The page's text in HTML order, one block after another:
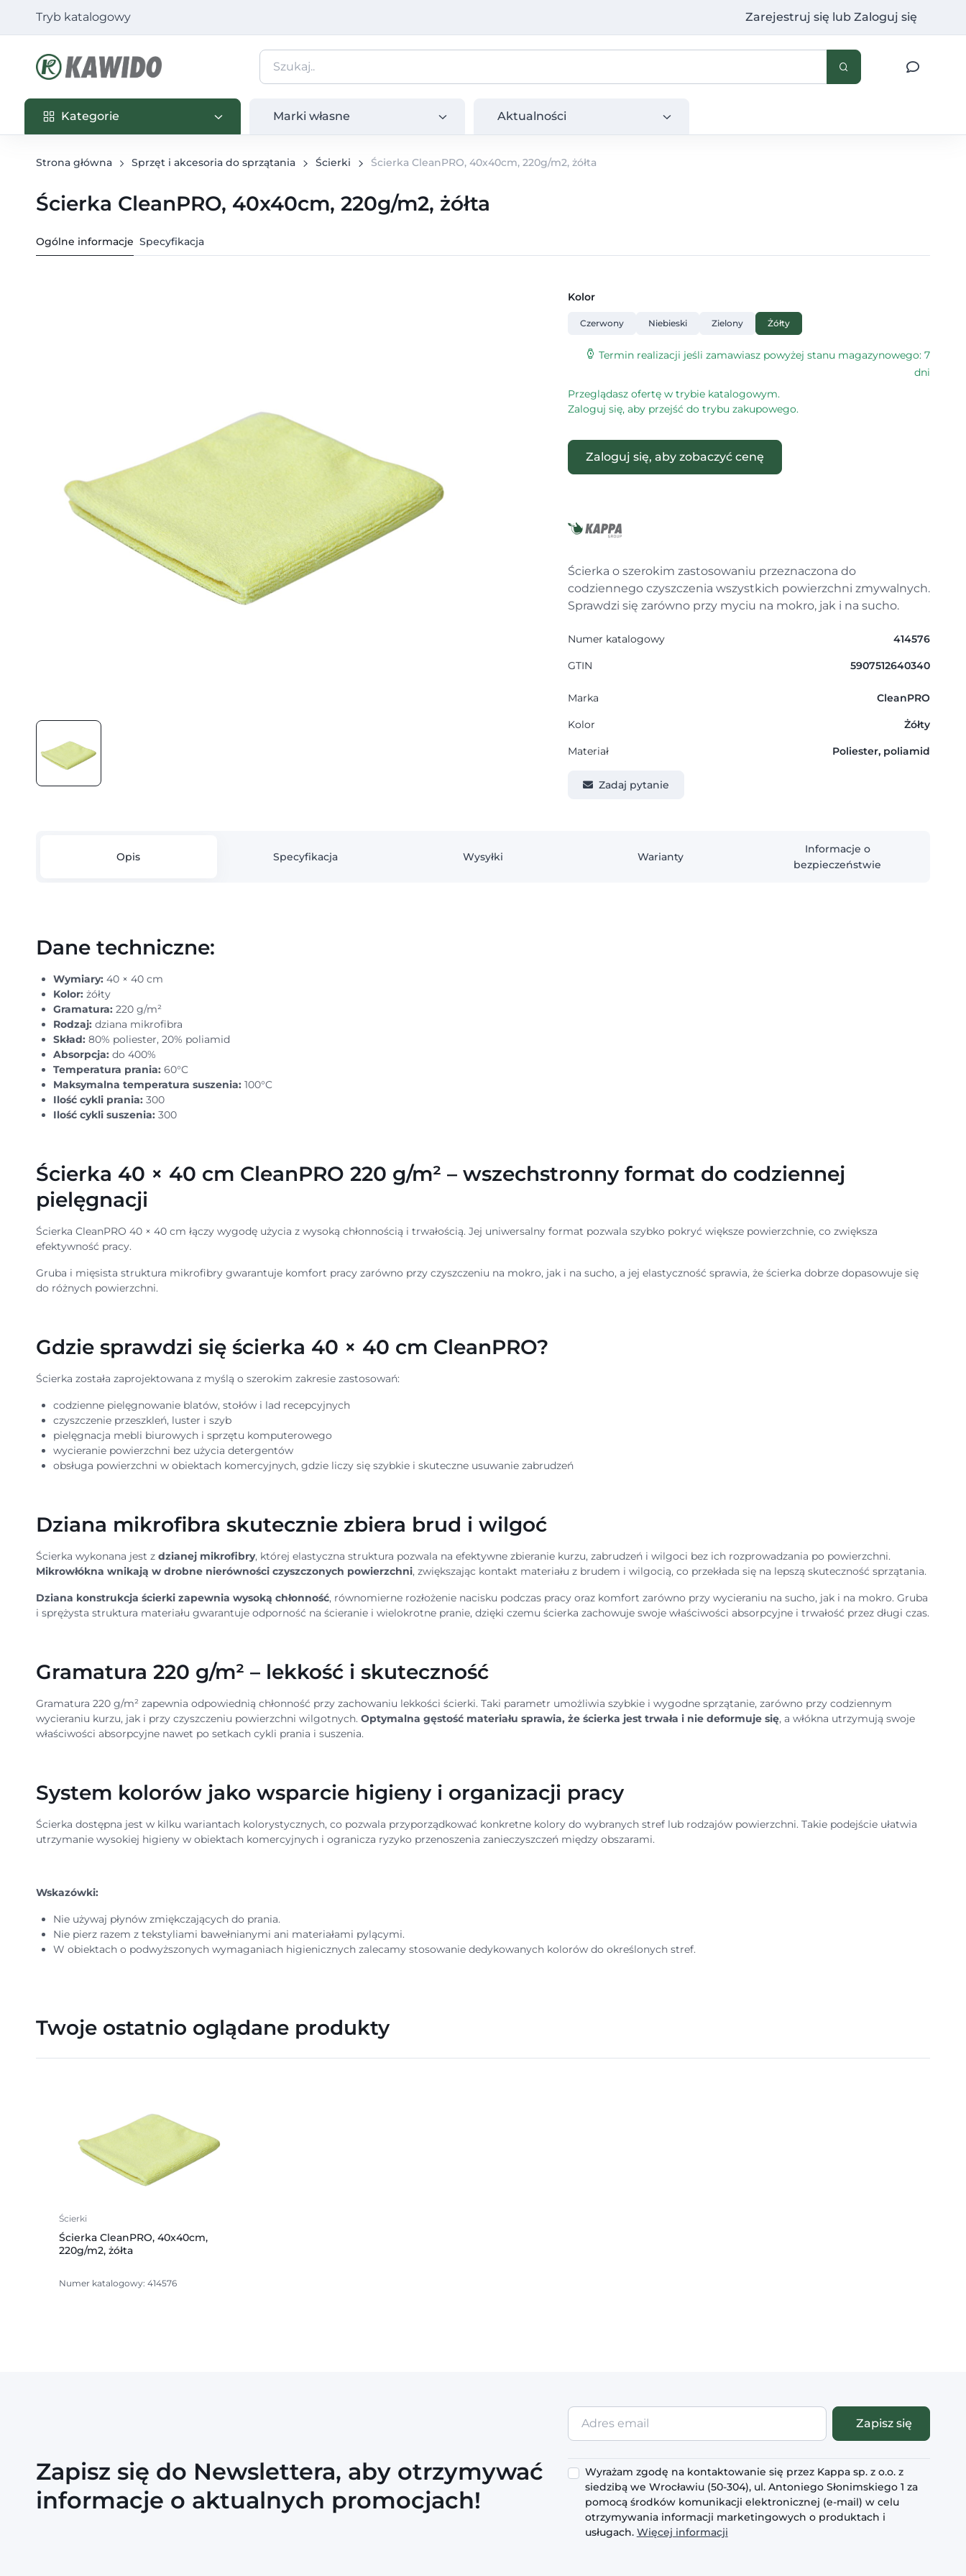
Tryb katalogowy Zarejestruj się lubZaloguj się
Kategorie
Kategorie Marki własne Aktualności
Strona główna Sprzęt i akcesoria do sprzątania Ścierki Ścierka CleanPRO, 40x40cm, 220g/m2, żółta
Ścierka CleanPRO, 40x40cm, 220g/m2, żółta
Ogólne informacje Specyfikacja
Kolor
Czerwony Niebieski Zielony Żółty
Termin realizacji jeśli zamawiasz powyżej stanu magazynowego: 7
dni
Przeglądasz ofertę w trybie katalogowym.
Zaloguj się, aby przejść do trybu zakupowego.
Zaloguj się, aby zobaczyć cenę
Ścierka o szerokim zastosowaniu przeznaczona do
codziennego czyszczenia wszystkich powierzchni zmywalnych.
Sprawdzi się zarówno przy myciu na mokro, jak i na sucho.
Numer katalogowy 414576
GTIN 5907512640340
Marka CleanPRO
Kolor Żółty
Materiał Poliester, poliamid
Zadaj pytanie
Opis Specyfikacja Wysyłki Warianty
Informacje o
bezpieczeństwie
Dane techniczne:
Wymiary:40 × 40 cm
Kolor:żółty
Gramatura: 220 g/m²
Rodzaj: dziana mikrofibra
Skład:80% poliester, 20% poliamid
Absorpcja: do 400%
Temperatura prania: 60°C
Maksymalna temperatura suszenia:100°C
Ilość cykli prania:300
Ilość cykli suszenia:300
Ścierka 40 × 40 cm CleanPRO 220 g/m² – wszechstronny format do codziennej
pielęgnacji
Ścierka CleanPRO 40 × 40 cm łączy wygodę użycia z wysoką chłonnością i trwałością. Jej uniwersalny format pozwala szybko pokryć większe powierzchnie, co zwiększa
efektywność pracy.
Gruba i mięsista struktura mikrofibry gwarantuje komfort pracy zarówno przy czyszczeniu na mokro, jak i na sucho, a jej elastyczność sprawia, że ścierka dobrze dopasowuje się
do różnych powierzchni.
Gdzie sprawdzi się ścierka 40 × 40 cm CleanPRO?
Ścierka została zaprojektowana z myślą o szerokim zakresie zastosowań:
codzienne pielęgnowanie blatów, stołów i lad recepcyjnych
czyszczenie przeszkleń, luster i szyb
pielęgnacja mebli biurowych i sprzętu komputerowego
wycieranie powierzchni bez użycia detergentów
obsługa powierzchni w obiektach komercyjnych, gdzie liczy się szybkie i skuteczne usuwanie zabrudzeń
Dziana mikrofibra skutecznie zbiera brud i wilgoć
Ścierka wykonana jest z dzianej mikrofibry, której elastyczna struktura pozwala na efektywne zbieranie kurzu, zabrudzeń i wilgoci bez ich rozprowadzania po powierzchni.
Mikrowłókna wnikają w drobne nierówności czyszczonych powierzchni, zwiększając kontakt materiału z brudem i wilgocią, co przekłada się na lepszą skuteczność sprzątania.
Dziana konstrukcja ścierki zapewnia wysoką chłonność, równomierne rozłożenie nacisku podczas pracy oraz komfort zarówno przy wycieraniu na sucho, jak i na mokro. Gruba
i sprężysta struktura materiału gwarantuje odporność na ścieranie i wielokrotne pranie, dzięki czemu ścierka zachowuje swoje właściwości absorpcyjne i trwałość przez długi czas.
Gramatura 220 g/m² – lekkość i skuteczność
Gramatura 220 g/m² zapewnia odpowiednią chłonność przy zachowaniu lekkości ścierki. Taki parametr umożliwia szybkie i wygodne sprzątanie, zarówno przy codziennym
wycieraniu kurzu, jak i przy czyszczeniu powierzchni wilgotnych. Optymalna gęstość materiału sprawia, że ścierka jest trwała i nie deformuje się, a włókna utrzymują swoje
właściwości absorpcyjne nawet po setkach cykli prania i suszenia.
System kolorów jako wsparcie higieny i organizacji pracy
Ścierka dostępna jest w kilku wariantach kolorystycznych, co pozwala przyporządkować konkretne kolory do wybranych stref lub rodzajów powierzchni. Takie podejście ułatwia
utrzymanie wysokiej higieny w obiektach komercyjnych i ogranicza ryzyko przenoszenia zanieczyszczeń między obszarami.
Wskazówki:
Nie używaj płynów zmiękczających do prania.
Nie pierz razem z tekstyliami bawełnianymi ani materiałami pylącymi.
W obiektach o podwyższonych wymaganiach higienicznych zalecamy stosowanie dedykowanych kolorów do określonych stref.
Twoje ostatnio oglądane produkty
Ścierki
Ścierka CleanPRO, 40x40cm,
220g/m2, żółta
Numer katalogowy: 414576
Zapisz się do Newslettera, aby otrzymywać
informacje o aktualnych promocjach!
Adres
email
Zapisz się
Wyrażam zgodę na kontaktowanie się przez Kappa sp. z o.o. z
siedzibą we Wrocławiu (50-304), ul. Antoniego Słonimskiego 1 za
pomocą środków komunikacji elektronicznej (e-mail) w celu
otrzymywania informacji marketingowych o produktach i
usługach. Więcej informacji